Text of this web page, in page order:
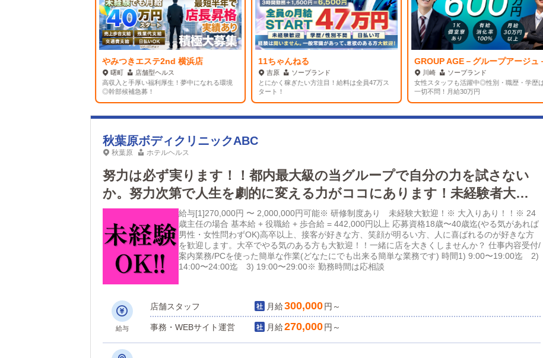
やみつきエステ2nd 横浜店
曙町
店舗型ヘルス
高収入と手厚い福利厚生！夢中になれる環境
◎幹部候補急募！
11ちゃんねる
吉原
ソープランド
とにかく稼ぎたい方注目！給料は全員47万ス
タート！
GROUP AGE－グループアージュ－
川崎
ソープランド
女性スタッフも活躍中◎性別・職歴・学歴は
一切不問！月給30万円
秋葉原ボディクリニックABC
秋葉原 ホテルヘルス
努力は必ず実ります！！都内最大級の当グループで自分の力を試さない
か。努力次第で人生を劇的に変える力がココにあります！未経験者大歓
迎！！今一番熱い街、秋葉原で働こう！
給与[1]270,000円 〜 2,000,000円可能※ 研修制度あり 未経験大歓迎！※ 大入りあり！！※ 24
歳主任の場合 基本給 + 役職給 + 歩合給 = 442,000円以上 応募資格18歳〜40歳迄(やる気があれば
男性・女性問わずOK)高卒以上、接客が好きな方、笑顔が明るい方、人に喜ばれるのが好きな方
を歓迎します。大卒でやる気のある方も大歓迎！！一緒に店を大きくしませんか？ 仕事内容受付/
案内業務/PCを使った簡単な作業(どなたにでも出来る簡単な業務です) 時間1) 9:00〜19:00迄 2)
14:00〜24:00迄 3) 19:00〜29:00※ 勤務時間は応相談
給与
店舗スタッフ 月給300,000円～
事務・WEBサイト運営 月給270,000円～